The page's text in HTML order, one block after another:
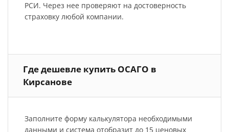
РСИ. Через нее проверяют на достоверность
страховку любой компании.
Где дешевле купить ОСАГО в
Кирсанове
Заполните форму калькулятора необходимыми
данными и система отобразит до 15 ценовых